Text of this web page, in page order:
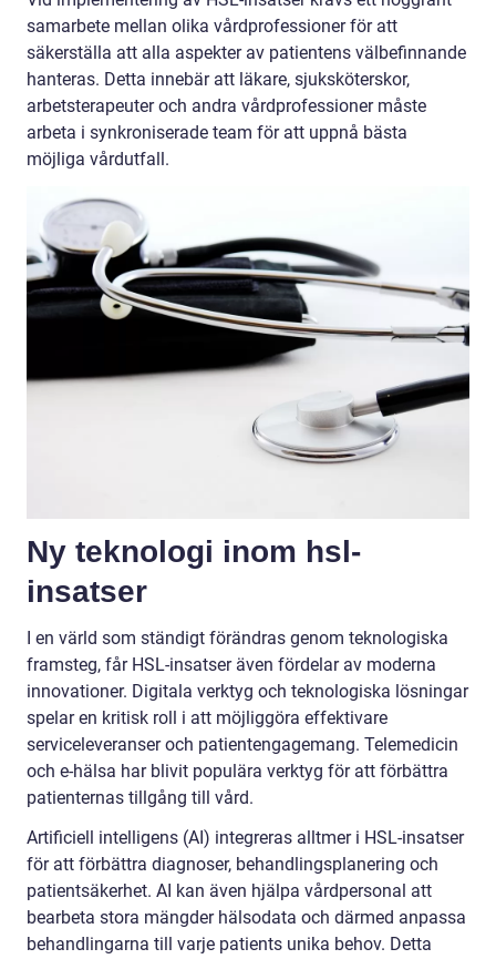
samarbete mellan olika vårdprofessioner för att
säkerställa att alla aspekter av patientens välbefinnande
hanteras. Detta innebär att läkare, sjuksköterskor,
arbetsterapeuter och andra vårdprofessioner måste
arbeta i synkroniserade team för att uppnå bästa
möjliga vårdutfall.
Ny teknologi inom hsl-
insatser
I en värld som ständigt förändras genom teknologiska
framsteg, får HSL-insatser även fördelar av moderna
innovationer. Digitala verktyg och teknologiska lösningar
spelar en kritisk roll i att möjliggöra effektivare
serviceleveranser och patientengagemang. Telemedicin
och e-hälsa har blivit populära verktyg för att förbättra
patienternas tillgång till vård.
Artificiell intelligens (AI) integreras alltmer i HSL-insatser
för att förbättra diagnoser, behandlingsplanering och
patientsäkerhet. AI kan även hjälpa vårdpersonal att
bearbeta stora mängder hälsodata och därmed anpassa
behandlingarna till varje patients unika behov. Detta